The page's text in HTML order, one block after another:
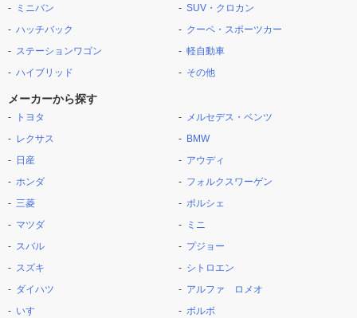
ミニバン
ハッチバック
ステーションワゴン
ハイブリッド
SUV・クロカン
クーペ・スポーツカー
軽自動車
その他
メーカーから探す
トヨタ
レクサス
日産
ホンダ
三菱
マツダ
スバル
スズキ
ダイハツ
いすゞ
メルセデス・ベンツ
BMW
アウディ
フォルクスワーゲン
ポルシェ
ミニ
プジョー
シトロエン
アルファ ロメオ
ボルボ